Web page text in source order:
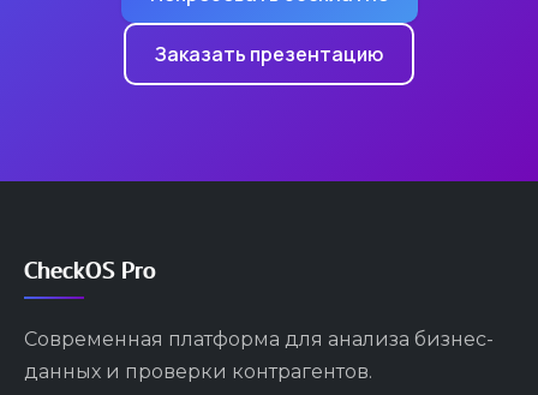
Заказать презентацию
CheckOS Pro
Современная платформа для анализа бизнес-
данных и проверки контрагентов.